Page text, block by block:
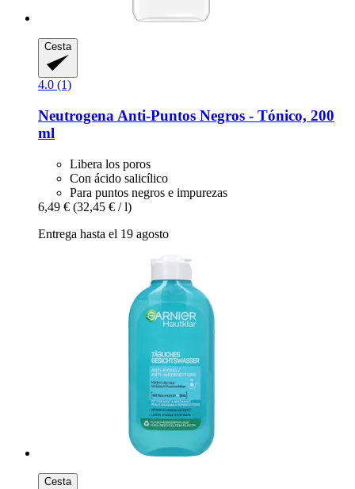
Cesta
4.0 (1)
Neutrogena Anti-​Puntos Negros -​ Tónico, 200
ml
Libera los poros
Con ácido salicílico
Para puntos negros e impurezas
6,49 € (32,45 € / l)
Entrega hasta el 19 agosto
Cesta